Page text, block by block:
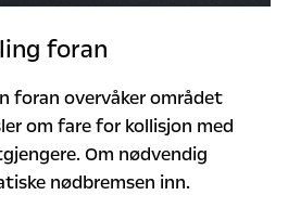
foran
foran overvåker området
om fare for kollisjon med
Om nødvendig
nødbremsen inn.